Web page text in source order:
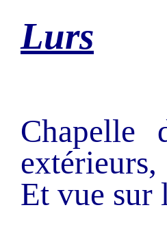
Lurs
Chapelle
extérieurs,
Et vue sur